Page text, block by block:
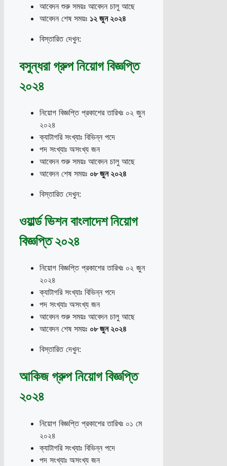
আবেদন শুরু সময়ঃ আবেদন চালু আছে
আবেদন শেষ সময়ঃ ১২ জুন ২০২৪
বিস্তারিত দেখুন:
বসুন্ধরা গ্রুপ নিয়োগ বিজ্ঞপ্তি
২০২৪
নিয়োগ বিজ্ঞপ্তি প্রকাশের তারিখঃ ০২ জুন
২০২৪
ক্যাটাগরি সংখ্যাঃ বিভিন্ন পদে
পদ সংখ্যাঃ অসংখ্য জন
আবেদন শুরু সময়ঃ আবেদন চালু আছে
আবেদন শেষ সময়ঃ ০৮ জুন ২০২৪
বিস্তারিত দেখুন:
ওয়ার্ল্ড ভিশন বাংলাদেশ নিয়োগ
বিজ্ঞপ্তি ২০২৪
নিয়োগ বিজ্ঞপ্তি প্রকাশের তারিখঃ ০২ জুন
২০২৪
ক্যাটাগরি সংখ্যাঃ বিভিন্ন পদে
পদ সংখ্যাঃ অসংখ্য জন
আবেদন শুরু সময়ঃ আবেদন চালু আছে
আবেদন শেষ সময়ঃ ০৮ জুন ২০২৪
বিস্তারিত দেখুন:
আকিজ গ্রুপ নিয়োগ বিজ্ঞপ্তি
২০২৪
নিয়োগ বিজ্ঞপ্তি প্রকাশের তারিখঃ ০১ মে
২০২৪
ক্যাটাগরি সংখ্যাঃ বিভিন্ন পদে
পদ সংখ্যাঃ অসংখ্য জন